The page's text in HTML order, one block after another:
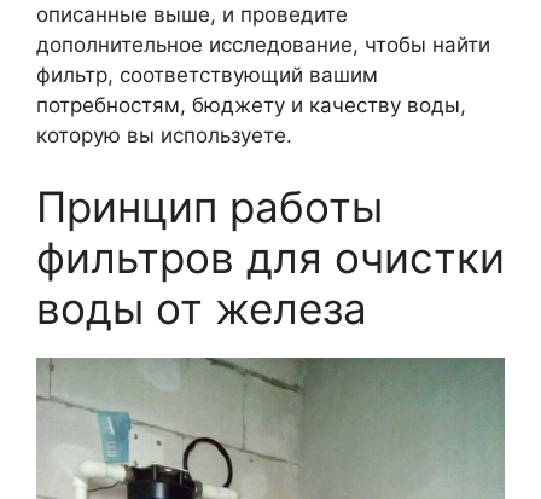
описанные выше, и проведите
дополнительное исследование, чтобы найти
фильтр, соответствующий вашим
потребностям, бюджету и качеству воды,
которую вы используете.
Принцип работы
фильтров для очистки
воды от железа